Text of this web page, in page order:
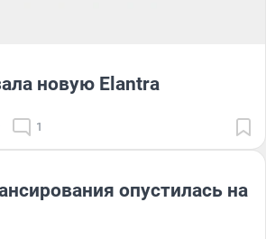
новую Elantra
1
опустилась на